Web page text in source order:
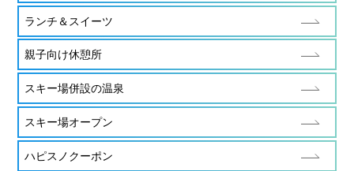
ランチ＆スイーツ
親子向け休憩所
スキー場併設の温泉
スキー場オープン
ハピスノクーポン